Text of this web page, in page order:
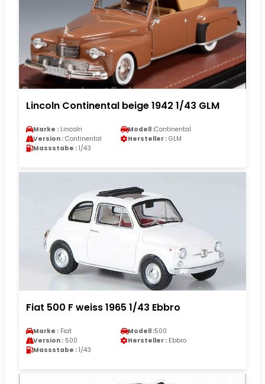
Lincoln Continental beige 1942 1/43 GLM
Marke : Lincoln Modell :Continental
Version : Continental Hersteller : GLM
Massstabe : 1/43
Fiat 500 F weiss 1965 1/43 Ebbro
Marke : Fiat Modell :500
Version : 500 Hersteller : Ebbro
Massstabe : 1/43